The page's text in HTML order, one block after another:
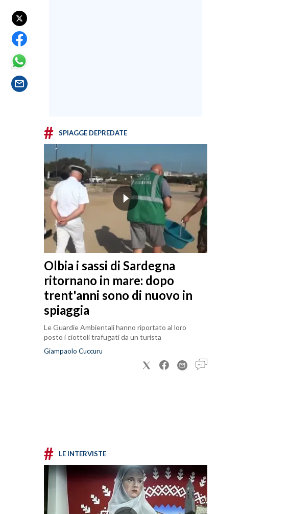
# SPIAGGE DEPREDATE
Olbia i sassi di Sardegna
ritornano in mare: dopo
trent'anni sono di nuovo in
spiaggia
Le Guardie Ambientali hanno riportato al loro
posto i ciottoli trafugati da un turista
Giampaolo Cuccuru
# LE INTERVISTE